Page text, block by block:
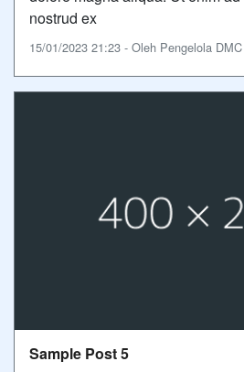
nostrud ex
15/01/2023 21:23 - Oleh Pengelola
Sample Post 5